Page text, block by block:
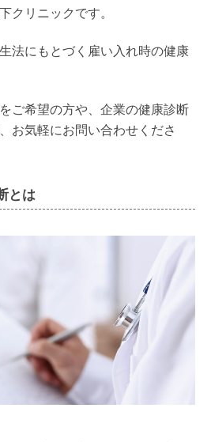
クリニックです。
法にもとづく雇い入れ時の健康
ご希望の方や、企業の健康診断
お気軽にお問い合わせくださ
とは